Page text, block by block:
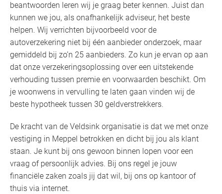
beantwoorden leren wij je graag beter kennen. Juist dan
kunnen we jou, als onafhankelijk adviseur, het beste
helpen. Wij verrichten bijvoorbeeld voor de
autoverzekering niet bij één aanbieder onderzoek, maar
gemiddeld bij zo’n 25 aanbieders. Zo kun je ervan op aan
dat onze verzekeringsoplossing over een uitstekende
verhouding tussen premie en voorwaarden beschikt. Om
je woonwens in vervulling te laten gaan vinden wij de
beste hypotheek tussen 30 geldverstrekkers.
De kracht van de Veldsink organisatie is dat we met onze
vestiging in Meppel betrokken en dicht bij jou als klant
staan. Je kunt bij ons gewoon binnen lopen voor een
vraag of persoonlijk advies. Bij ons regel je jouw
financiële zaken zoals jij dat wil, bij ons op kantoor of
thuis via internet.